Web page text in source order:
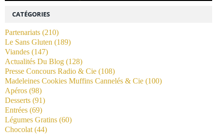
CATÉGORIES
Partenariats (210)
Le Sans Gluten (189)
Viandes (147)
Actualités Du Blog (128)
Presse Concours Radio & Cie (108)
Madeleines Cookies Muffins Cannelés & Cie (100)
Apéros (98)
Desserts (91)
Entrées (69)
Légumes Gratins (60)
Chocolat (44)